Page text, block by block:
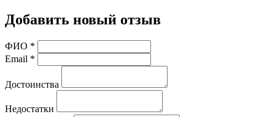
Добавить новый отзыв
ФИО *
Email *
Достоинства
Недостатки